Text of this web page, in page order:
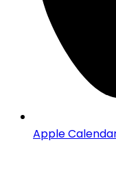
Apple